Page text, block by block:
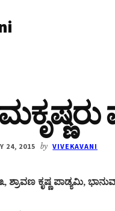
24, 2015 by VIVEKAVANI
ಕೃಷ್ಣ ಪಾಡ್ಯಮಿ,